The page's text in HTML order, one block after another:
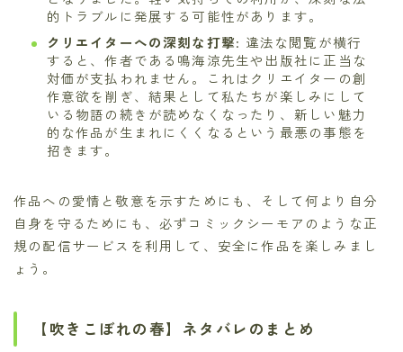
的トラブルに発展する可能性があります。
クリエイターへの深刻な打撃: 違法な閲覧が横行
すると、作者である鳴海涼先生や出版社に正当な
対価が支払われません。これはクリエイターの創
作意欲を削ぎ、結果として私たちが楽しみにして
いる物語の続きが読めなくなったり、新しい魅力
的な作品が生まれにくくなるという最悪の事態を
招きます。
作品への愛情と敬意を示すためにも、そして何より自分
自身を守るためにも、必ずコミックシーモアのような正
規の配信サービスを利用して、安全に作品を楽しみまし
ょう。
【吹きこぼれの春】ネタバレのまとめ